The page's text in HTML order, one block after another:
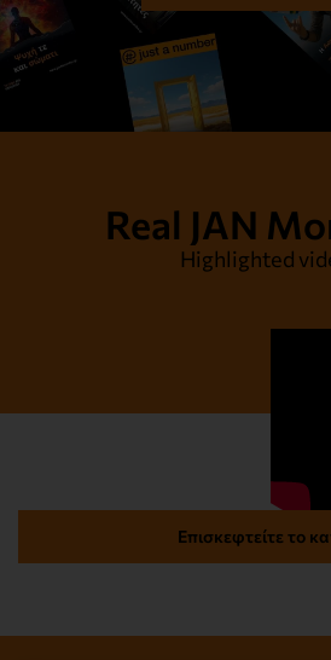
Real JAN
Highlighted
Επισκεφτείτε το